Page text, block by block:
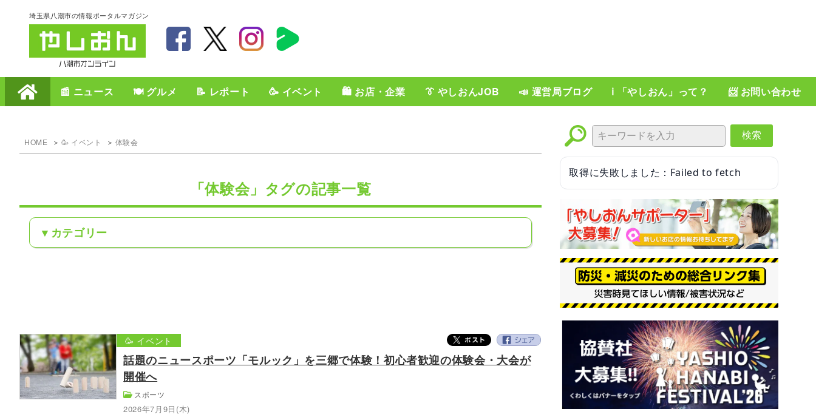
埼玉県八潮市の情報ポータルマガジン
📰 ニュース 🍽️ グルメ 📝 レポート 🥳 イベント 🛍️ お店・企業 👔 やしおんJOB 📣 運営局ブログ ℹ️ 「やしおん」って？ 📨 お問い合わせ
HOME 🥳 イベント 体験会
「体験会」タグの記事一覧
カテゴリー
話題のニュースポーツ「モルック」を三郷で体験！初心者歓迎の体験会・大会が
開催へ
スポーツ
2026年7月9日(木)
🥳 イベント
検索
取得に失敗しました：Failed to fetch